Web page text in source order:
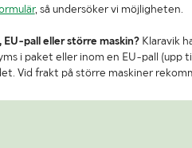
, så undersöker vi möjligheten.
EU-pall eller större maskin?Klaravik
i paket eller inom en EU-pall (upp
Vid frakt på större maskiner